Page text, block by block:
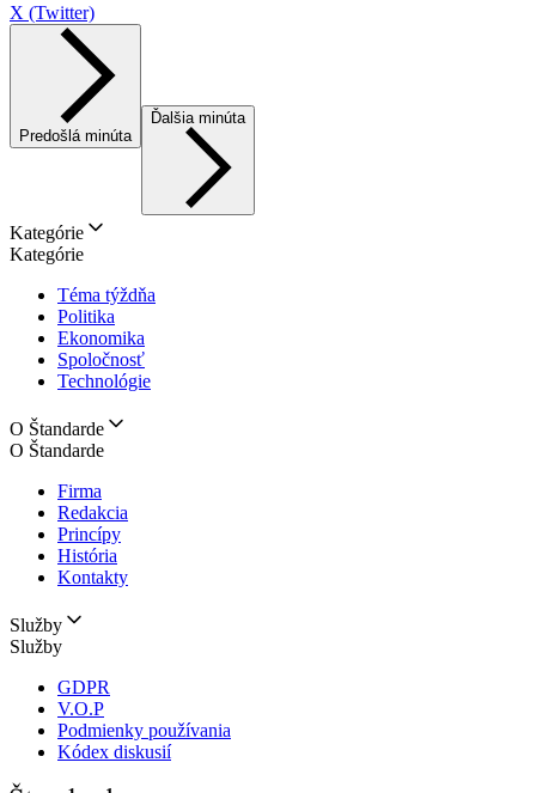
X (Twitter)
Predošlá minúta
Ďalšia minúta
Kategórie
Kategórie
Téma týždňa
Politika
Ekonomika
Spoločnosť
Technológie
O Štandarde
O Štandarde
Firma
Redakcia
Princípy
História
Kontakty
Služby
Služby
GDPR
V.O.P
Podmienky používania
Kódex diskusií